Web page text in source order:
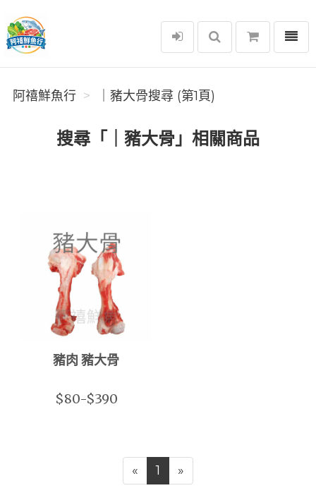
阿禧鮮魚行
選單
阿禧鮮魚行 ｜豬大骨搜尋 (第1頁)
搜尋「｜豬大骨」相關商品
豬肉 豬大骨
$80-$390
« 1 »